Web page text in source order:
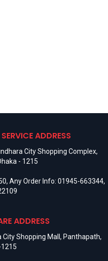
ADDRESS
City Shopping Complex,
- 1215
, Any Order Info: 01945-663344,
ADDRESS
Shopping Mall, Panthapath,